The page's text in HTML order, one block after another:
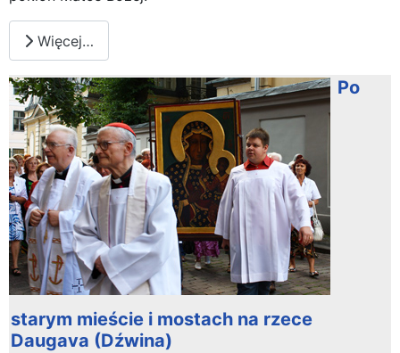
Więcej…
Po
starym mieście i mostach na rzece
Daugava (Dźwina)